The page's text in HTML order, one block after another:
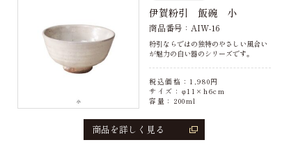
伊賀粉引 飯碗 小
商品番号：AIW-16
粉引ならではの独特のやさしい風合い
が魅力の白い器のシリーズです。
税込価格： 1,980円
サイズ：φ11×h6cm
容量：200ml
商品を詳しく見る